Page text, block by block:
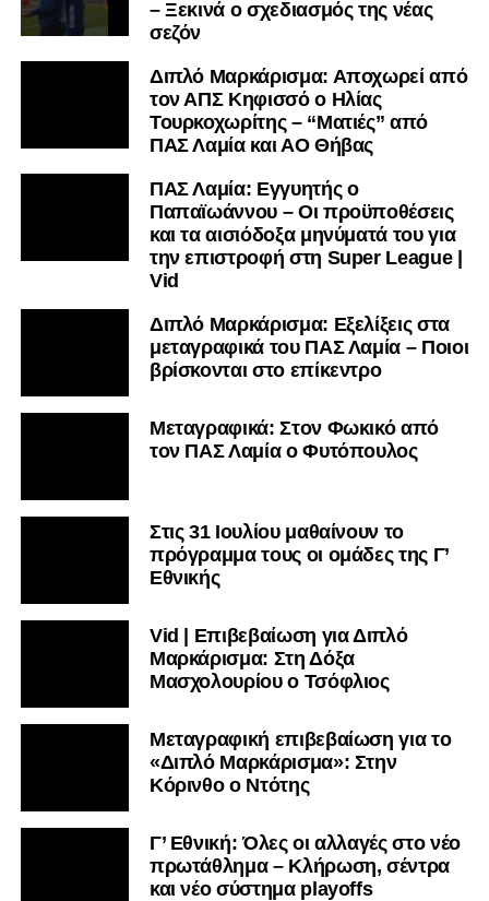
– Ξεκινά ο σχεδιασμός της νέας
σεζόν
Διπλό Μαρκάρισμα: Αποχωρεί από
τον ΑΠΣ Κηφισσό ο Ηλίας
Τουρκοχωρίτης – “Ματιές” από
ΠΑΣ Λαμία και ΑΟ Θήβας
ΠΑΣ Λαμία: Εγγυητής ο
Παπαϊωάννου – Οι προϋποθέσεις
και τα αισιόδοξα μηνύματά του για
την επιστροφή στη Super League |
Vid
Διπλό Μαρκάρισμα: Εξελίξεις στα
μεταγραφικά του ΠΑΣ Λαμία – Ποιοι
βρίσκονται στο επίκεντρο
Μεταγραφικά: Στον Φωκικό από
τον ΠΑΣ Λαμία ο Φυτόπουλος
Στις 31 Ιουλίου μαθαίνουν το
πρόγραμμα τους οι ομάδες της Γ’
Εθνικής
Vid | Επιβεβαίωση για Διπλό
Μαρκάρισμα: Στη Δόξα
Μασχολουρίου ο Τσόφλιος
Μεταγραφική επιβεβαίωση για το
«Διπλό Μαρκάρισμα»: Στην
Κόρινθο ο Ντότης
Γ’ Εθνική: Όλες οι αλλαγές στο νέο
πρωτάθλημα – Κλήρωση, σέντρα
και νέο σύστημα playoffs